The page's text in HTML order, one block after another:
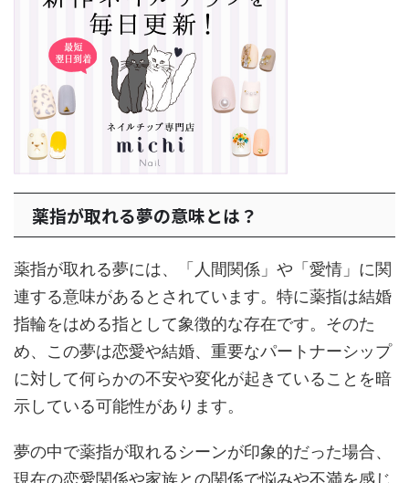
薬指が取れる夢の意味とは？
薬指が取れる夢には、「人間関係」や「愛情」に関
連する意味があるとされています。特に薬指は結婚
指輪をはめる指として象徴的な存在です。そのた
め、この夢は恋愛や結婚、重要なパートナーシップ
に対して何らかの不安や変化が起きていることを暗
示している可能性があります。
夢の中で薬指が取れるシーンが印象的だった場合、
現在の恋愛関係や家族との関係で悩みや不満を感じ